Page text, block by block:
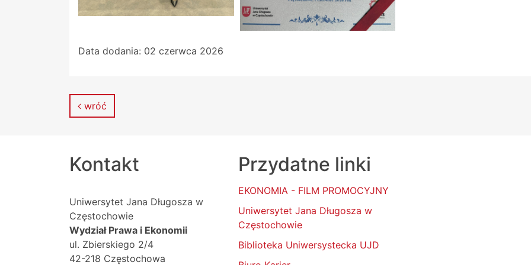
Data dodania: 02 czerwca 2026
wróć
Kontakt
Uniwersytet Jana Długosza w
Częstochowie
Wydział Prawa i Ekonomii
ul. Zbierskiego 2/4
42-218 Częstochowa
Przydatne linki
EKONOMIA - FILM PROMOCYJNY
Uniwersytet Jana Długosza w
Częstochowie
Biblioteka Uniwersystecka UJD